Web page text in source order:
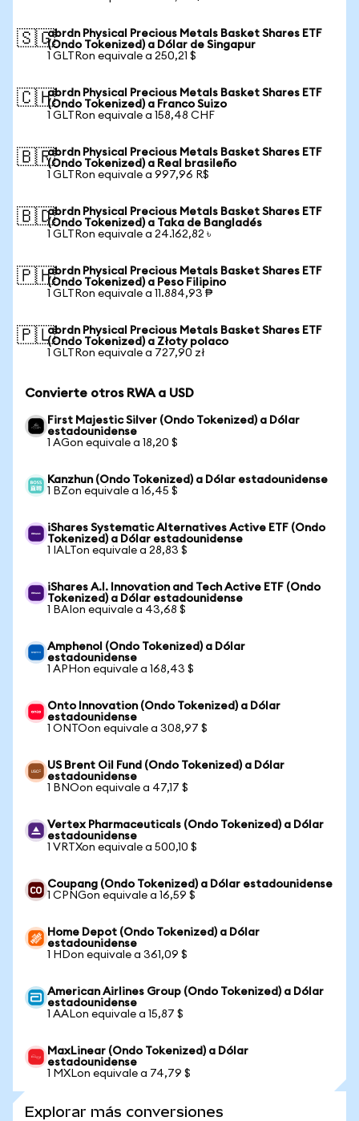
🇸🇬abrdn Physical Precious Metals Basket Shares ETF
(Ondo Tokenized) a Dólar de Singapur
1 GLTRon equivale a 250,21 $
🇨🇭abrdn Physical Precious Metals Basket Shares ETF
(Ondo Tokenized) a Franco Suizo
1 GLTRon equivale a 158,48 CHF
🇧🇷abrdn Physical Precious Metals Basket Shares ETF
(Ondo Tokenized) a Real brasileño
1 GLTRon equivale a 997,96 R$
🇧🇩abrdn Physical Precious Metals Basket Shares ETF
(Ondo Tokenized) a Taka de Bangladés
1 GLTRon equivale a 24.162,82 ৳
🇵🇭abrdn Physical Precious Metals Basket Shares ETF
(Ondo Tokenized) a Peso Filipino
1 GLTRon equivale a 11.884,93 ₱
🇵🇱abrdn Physical Precious Metals Basket Shares ETF
(Ondo Tokenized) a Złoty polaco
1 GLTRon equivale a 727,90 zł
Convierte otros RWA a USD
First Majestic Silver (Ondo Tokenized) a Dólar
estadounidense
1 AGon equivale a 18,20 $
Kanzhun (Ondo Tokenized) a Dólar estadounidense
1 BZon equivale a 16,45 $
iShares Systematic Alternatives Active ETF (Ondo
Tokenized) a Dólar estadounidense
1 IALTon equivale a 28,83 $
iShares A.I. Innovation and Tech Active ETF (Ondo
Tokenized) a Dólar estadounidense
1 BAIon equivale a 43,68 $
Amphenol (Ondo Tokenized) a Dólar
estadounidense
1 APHon equivale a 168,43 $
Onto Innovation (Ondo Tokenized) a Dólar
estadounidense
1 ONTOon equivale a 308,97 $
US Brent Oil Fund (Ondo Tokenized) a Dólar
estadounidense
1 BNOon equivale a 47,17 $
Vertex Pharmaceuticals (Ondo Tokenized) a Dólar
estadounidense
1 VRTXon equivale a 500,10 $
Coupang (Ondo Tokenized) a Dólar estadounidense
1 CPNGon equivale a 16,59 $
Home Depot (Ondo Tokenized) a Dólar
estadounidense
1 HDon equivale a 361,09 $
American Airlines Group (Ondo Tokenized) a Dólar
estadounidense
1 AALon equivale a 15,87 $
MaxLinear (Ondo Tokenized) a Dólar
estadounidense
1 MXLon equivale a 74,79 $
Explorar más conversiones